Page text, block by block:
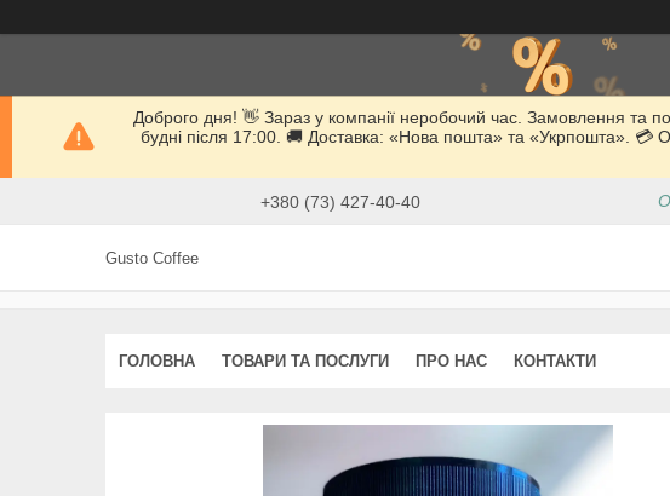
Доброго дня! 👋 Зараз у компанії неробочий час. Замовлення та
будні після 17:00. 🚚 Доставка: «Нова пошта» та «Укрпошта».
+380 (73) 427-40-40
Gusto Coffee
ГОЛОВНА ТОВАРИ ТА ПОСЛУГИ ПРО НАС КОНТАКТИ